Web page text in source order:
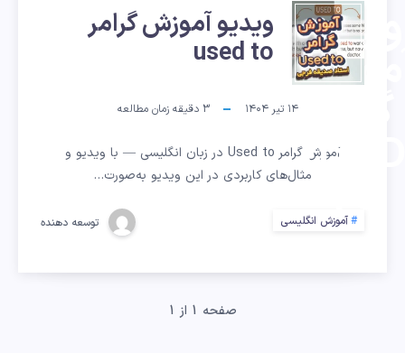
ویدیو
USED
TO
ویدیو آموزش گرامر
used to
۱۴ تیر ۱۴۰۴ 3 دقیقه زمان مطالعه
آموزش گرامر Used to در زبان انگلیسی — با ویدیو و
مثال‌های کاربردی در این ویدیو به‌صورت…
آموزش انگلیسی توسعه دهنده
صفحه 1 از 1